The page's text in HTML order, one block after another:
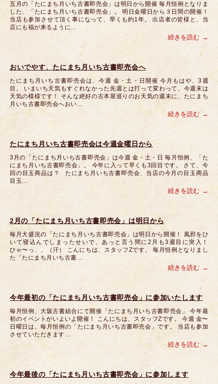
五月の「たにまち月いち古書即売会」は明日から開催 毎月恒例となりま
した、「たにまち月いち古書即売会」。 明日金曜日から３日間の開催！
当店も参加させて頂く事になって、早くも約1年。 出店者の皆様と、当
店にも福が来るように…
続きを読む
おいでやす、たにまち月いち古書即売会へ
たにまち月いち古書即売会は、今週 金・土・日開催 今月もはや、3週
目。 いまいち天気もすぐれなかった先週とは打って変わって、今週末は
天気の模様です！ そんな絶好の古本屋巡りのお天気の週末に、たにまち
月いち古書即売会へおい…
続きを読む
たにまち月いち古書即売会は今週金曜日から
3月の「たにまち月いち古書即売会」は今週 金・土・日 毎月恒例、「た
にまち月いち古書即売会」。 今年に入って早くも3回目です。 さて、今
回の目玉商品は？ たにまち月いち古書即売会、当店の今月の目玉商品
目玉…
続きを読む
2月の「たにまち月いち古書即売会」は明日から
毎月大盛況の「たにまち月いち古書即売会」は明日から開催！ 風邪をひ
いて寝込んでしまったせいで、あっと言う間に2月も3週目に突入！
ひゃ〜っ、、（汗） こんにちは、スタッフZです。 毎月恒例となりまし
た「たにまち月いち古書…
続きを読む
今年最初の「たにまち月いち古書即売会」に参加いたします
毎月恒例、大阪古書組合にて開催「たにまち月いち古書即売会」 今年最
初のイベントがいよいよ開催！ こんにちは、スタッフZです。 今週 金〜
日曜日は、毎月恒例の「たにまち月いち古書即売会」です。 当店も参加
させていただきます…
続きを読む
今年最後の「たにまち月いち古書即売会」に参加します